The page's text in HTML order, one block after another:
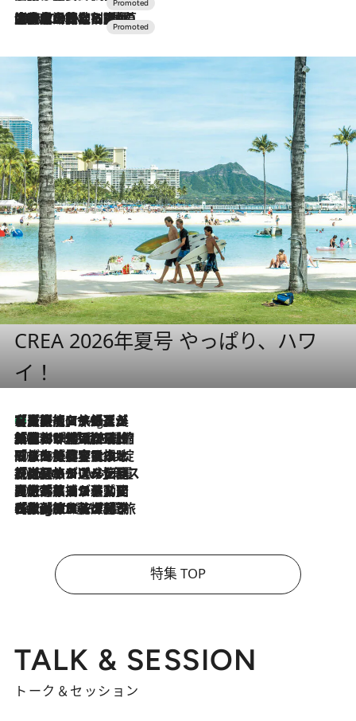
2026.7.10
NEW OPEN！【界 草津】名湯の地に誕生。趣の異なる2種の温泉と上州ならではの会席・蕎麦割烹など美食を味わう究極の癒やし旅
CREA 2026年夏号 やっぱり、ハワ
イ！
11 Hours Ago
【厳選旅コスメ】「多機能アイテムがメイン！」旅好き美容エディターが選んだ夏旅ベストコスメを発表【Mサイズジップ】
2026.8.6
「荷物が増えるほど旅ストレスは増す」美容ジャーナリストがたどり着いた最終結論。“化粧品を劇的に減らす”感動の凝縮美容とは
2026.8.6
「旅先には金髪ウィッグを持参」日本と同じメイクでは損してる!? 美容ジャーナリストが提案する“掟破りの旅美容”とは
2026.8.6
【厳選旅コスメ】「身軽さ＆UV対策重視！」ヘアアーティストshucoが選んだ夏旅ベストコスメを発表【Mサイズジップ】
2026.8.5
【厳選旅コスメ】国内をあちこち移動する河井菜摘が選んだ夏旅ベストコスメ発表！「リラックスアイテムはマスト」【Mサイズジップ】
2026.8.4
【厳選旅コスメ】「紫外線＆乾燥対策しながらメイク感も！」ヘア＆メイクGeorgeが選んだ夏旅ベストコスメを発表！【Mサイズジップ】
特集 TOP
TALK & SESSION
トーク＆セッション